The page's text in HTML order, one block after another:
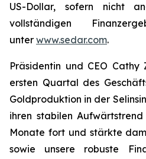
US-Dollar, sofern nicht
vollständigen
unter www.sedar.com.
Präsidentin und CEO Cathy
ersten Quartal des
Goldproduktion in der
ihren stabilen
Monate fort und stärkte
sowie unsere robuste